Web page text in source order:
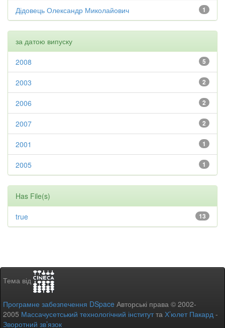
1
Дідовець Олександр Миколайович
за датою випуску
5
2008
2
2003
2
2006
2
2007
1
2001
1
2005
Has File(s)
13
true
Тема від
Програмне забезпечення DSpace Авторські права © 2002-
2005 Массачусетський технологічний інститутта Х’юлет Пакард -
Зворотний зв’язок